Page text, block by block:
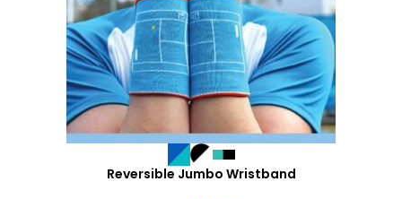
Reversible Jumbo Wristband